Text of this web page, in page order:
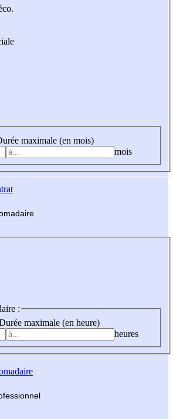
maximale (en mois)
mois
madaire
:
maximale (en heure)
heures
fessionnel